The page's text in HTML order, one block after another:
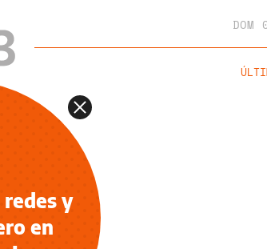
DOM
redes y
en